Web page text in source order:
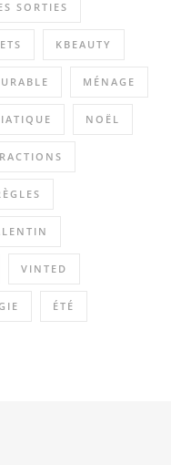
SORTIES
KBEAUTY
MÉNAGE
NOËL
VINTED
ÉTÉ